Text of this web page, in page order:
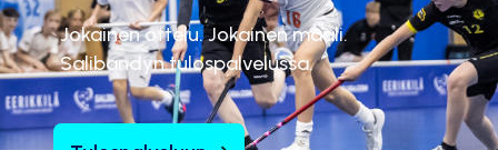
Jokainen ottelu. Jokainen maali.
Salibandyn tulospalvelussa.